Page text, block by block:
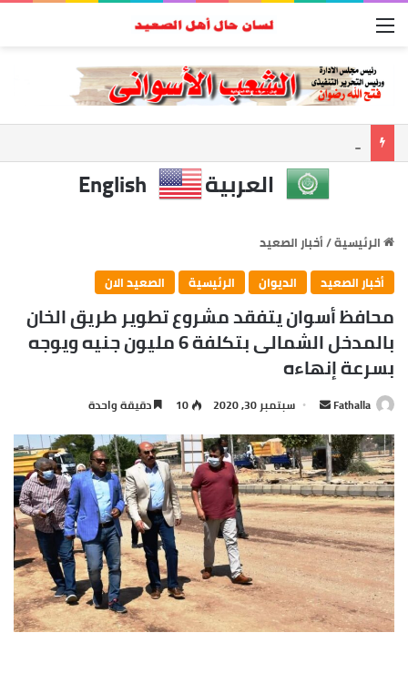
القائمة
العربية English
الرئيسية/أخبار الصعيد
أخبار الصعيد
الديوان الرئيسية الصعيد الان
محافظ أسوان يتفقد مشروع تطوير طريق الخان
بالمدخل الشمالى بتكلفة 6 مليون جنيه ويوجه
بسرعة إنهاءه
Fathalla
أرسل
إلكترونيا
سبتمبر 30, 2020 10 دقيقة واحدة